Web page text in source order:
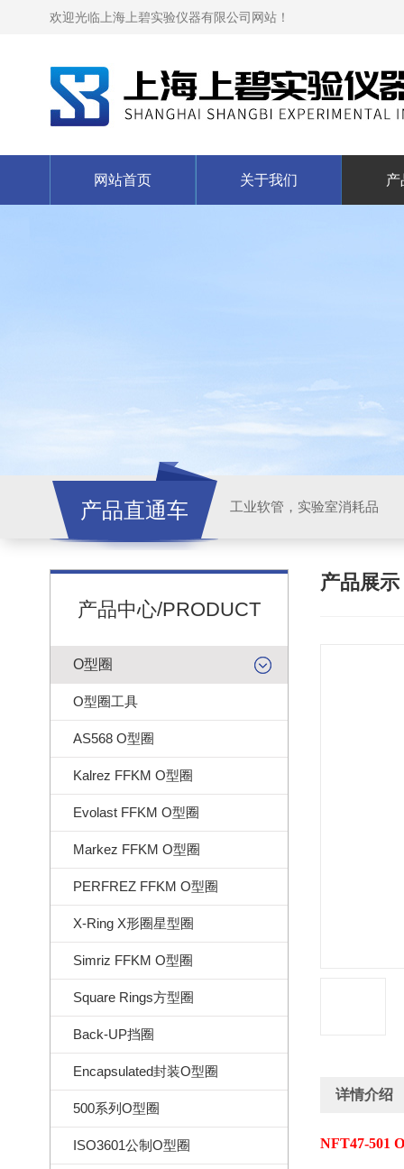
欢迎光临上海上碧实验仪器有限公司网站！
网站首页 关于我们 产
产品直通车 工业软管，实验室消耗品
产品中心/PRODUCT
O型圈
O型圈工具
AS568 O型圈
Kalrez FFKM O型圈
Evolast FFKM O型圈
Markez FFKM O型圈
PERFREZ FFKM O型圈
X-Ring X形圈星型圈
Simriz FFKM O型圈
Square Rings方型圈
Back-UP挡圈
Encapsulated封装O型圈
500系列O型圈
ISO3601公制O型圈
产品展示
详情介绍
NFT47-501 O